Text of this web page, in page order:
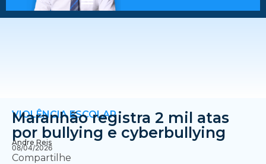
VIOLÊNCIA ESCOLAR
Maranhão registra 2 mil atas
por bullying e cyberbullying
Andre Reis
08/04/2026
Compartilhe